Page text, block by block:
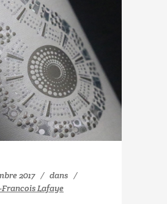
2017
dans
Francois Lafaye